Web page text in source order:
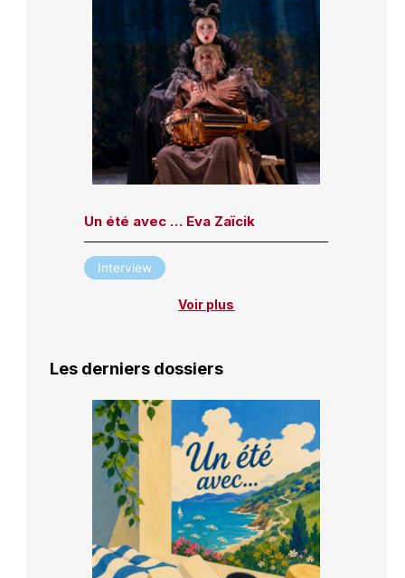
Un été avec … Eva Zaïcik
Interview
Voir plus
Les derniers dossiers